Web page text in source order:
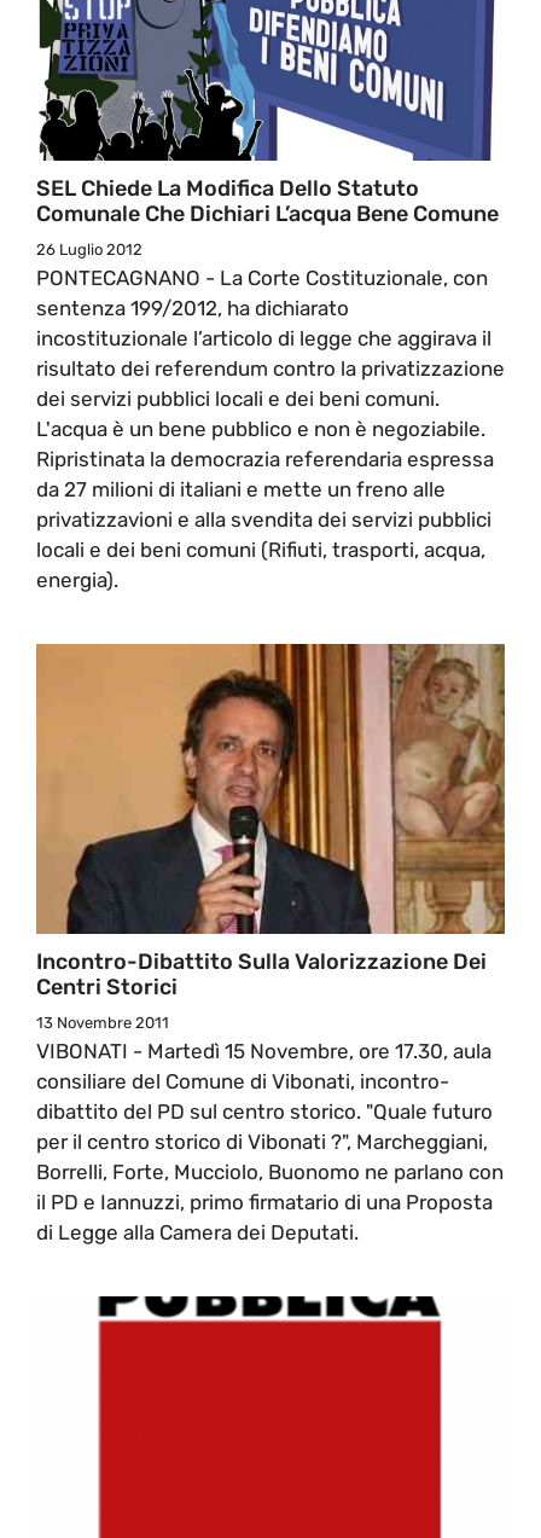
SEL Chiede La Modifica Dello Statuto
Comunale Che Dichiari L’acqua Bene Comune
26 Luglio 2012
PONTECAGNANO - La Corte Costituzionale, con
sentenza 199/2012, ha dichiarato
incostituzionale l’articolo di legge che aggirava il
risultato dei referendum contro la privatizzazione
dei servizi pubblici locali e dei beni comuni.
L'acqua è un bene pubblico e non è negoziabile.
Ripristinata la democrazia referendaria espressa
da 27 milioni di italiani e mette un freno alle
privatizzavioni e alla svendita dei servizi pubblici
locali e dei beni comuni (Rifiuti, trasporti, acqua,
energia).
Incontro-Dibattito Sulla Valorizzazione Dei
Centri Storici
13 Novembre 2011
VIBONATI - Martedì 15 Novembre, ore 17.30, aula
consiliare del Comune di Vibonati, incontro-
dibattito del PD sul centro storico. "Quale futuro
per il centro storico di Vibonati ?", Marcheggiani,
Borrelli, Forte, Mucciolo, Buonomo ne parlano con
il PD e Iannuzzi, primo firmatario di una Proposta
di Legge alla Camera dei Deputati.